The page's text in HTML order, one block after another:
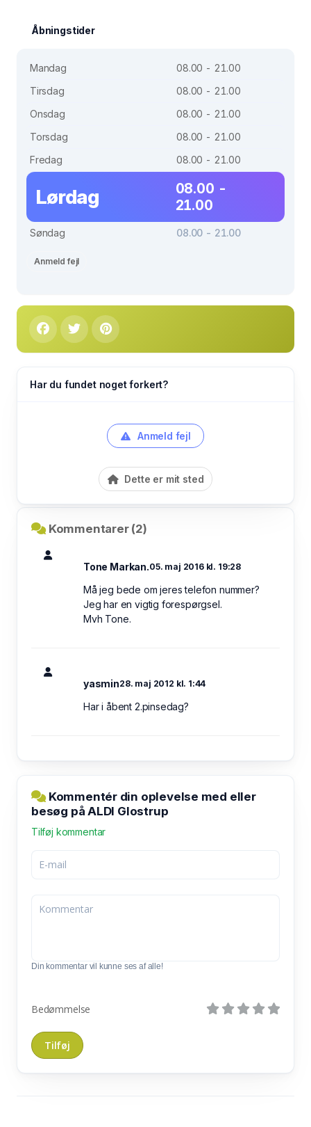
Åbningstider
Mandag
08.00 - 21.00
Tirsdag
08.00 - 21.00
Onsdag
08.00 - 21.00
Torsdag
08.00 - 21.00
Fredag
08.00 - 21.00
Lørdag
08.00 -
21.00
Søndag 08.00 - 21.00
Anmeld fejl
Har du fundet noget forkert?
Anmeld fejl
Dette er mit sted
Kommentarer (2)
Tone Markan.05. maj 2016 kl. 19:28
Må jeg bede om jeres telefon nummer?
Jeg har en vigtig forespørgsel.
Mvh Tone.
yasmin28. maj 2012 kl. 1:44
Har i åbent 2.pinsedag?
Kommentér din oplevelse med eller
besøg på ALDI Glostrup
Tilføj kommentar
Din kommentar vil kunne ses af alle!
Bedømmelse